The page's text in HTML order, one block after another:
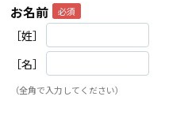
お名前
［姓］
［名］
（全角で入力してください）